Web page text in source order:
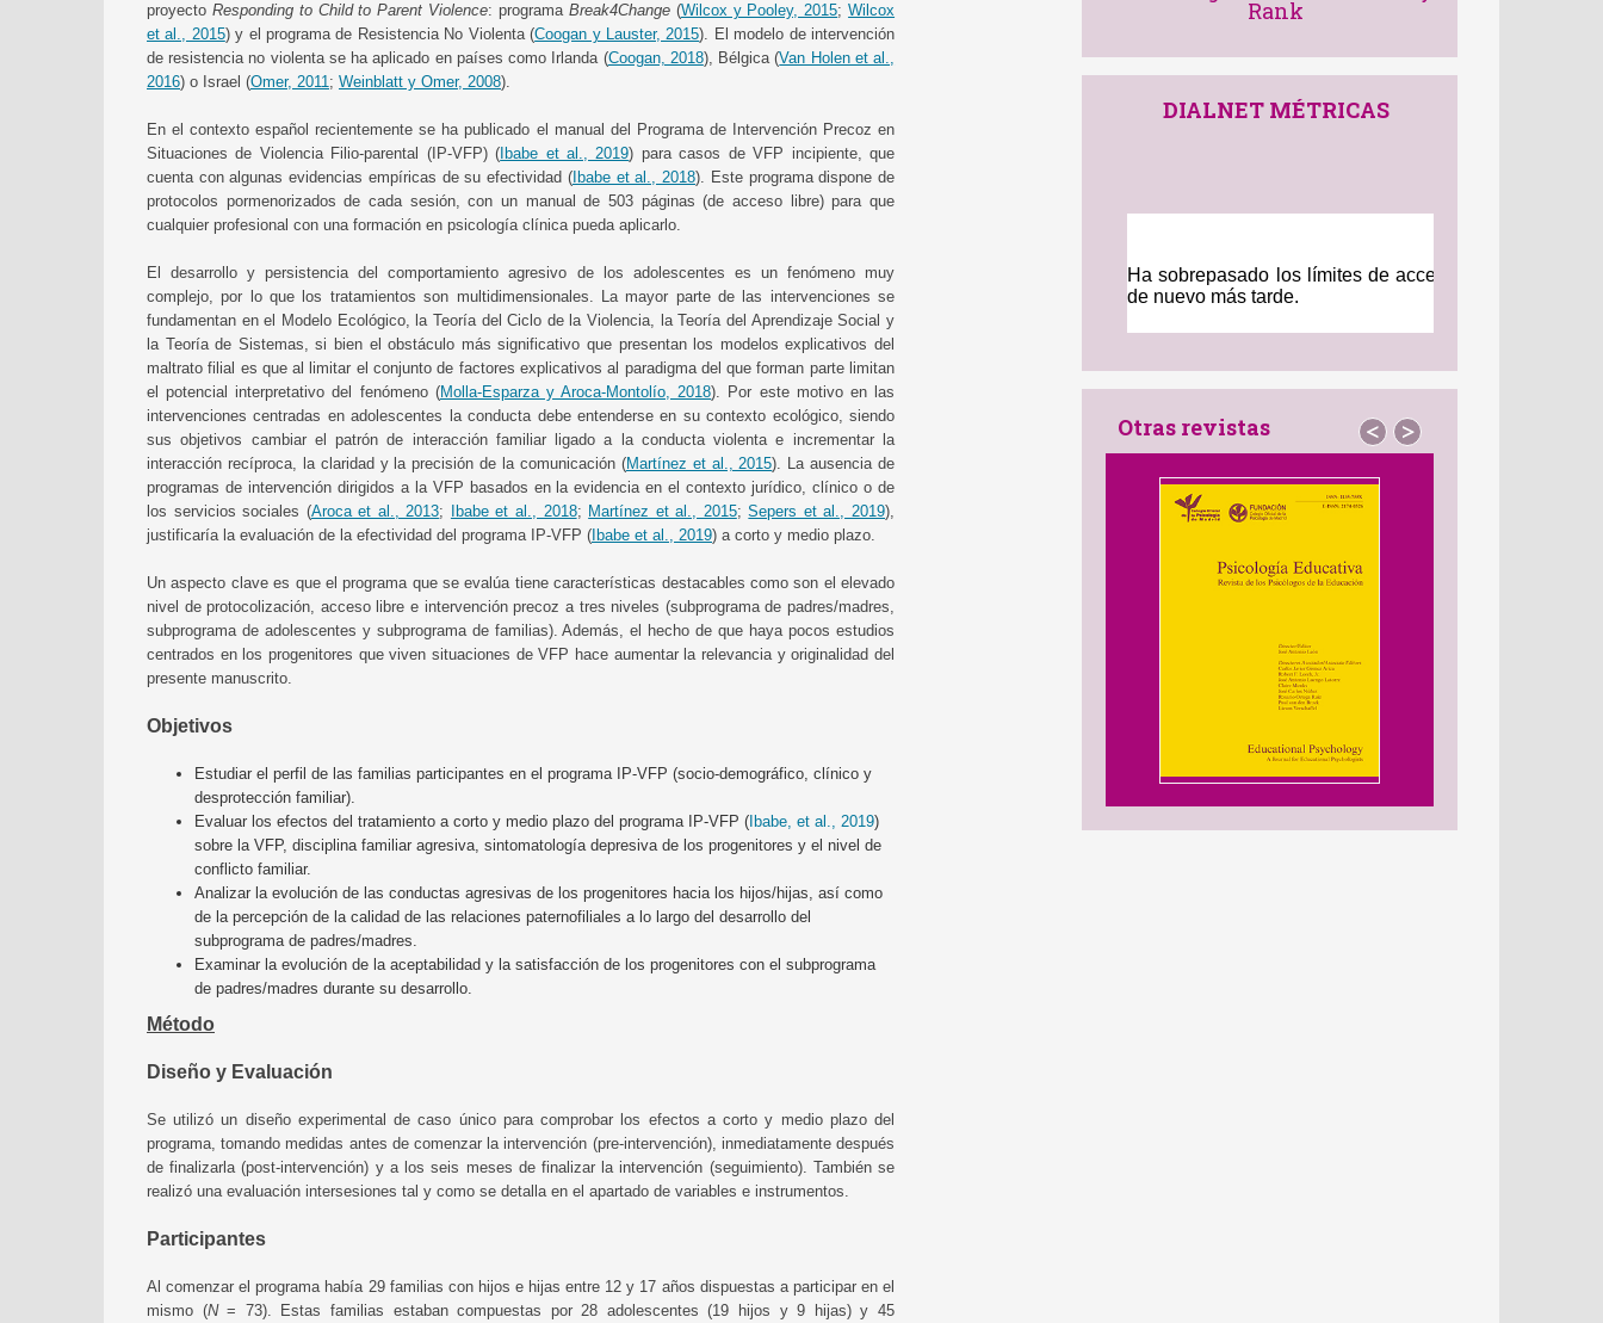
proyecto Responding to Child to Parent Violence: programa Break4Change(Wilcox y Pooley, 2015;Wilcox
et al., 2015) y el programa de Resistencia No Violenta (Coogan y Lauster, 2015). El modelo de intervención
de resistencia no violenta se ha aplicado en países como Irlanda (Coogan, 2018), Bélgica (Van Holen et al.,
2016) o Israel (Omer, 2011; Weinblatt y Omer, 2008).
En el contexto español recientemente se ha publicado el manual del Programa de Intervención Precoz en
Situaciones de Violencia Filio-parental (IP-VFP) ( Ibabe et al., 2019) para casos de VFP incipiente, que
cuenta con algunas evidencias empíricas de su efectividad (Ibabe et al., 2018). Este programa dispone de
protocolos pormenorizados de cada sesión, con un manual de 503 páginas (de acceso libre) para que
cualquier profesional con una formación en psicología clínica pueda aplicarlo.
El desarrollo y persistencia del comportamiento agresivo de los adolescentes es un fenómeno muy
complejo, por lo que los tratamientos son multidimensionales. La mayor parte de las intervenciones se
fundamentan en el Modelo Ecológico, la Teoría del Ciclo de la Violencia, la Teoría del Aprendizaje Social y
la Teoría de Sistemas, si bien el obstáculo más significativo que presentan los modelos explicativos del
maltrato filial es que al limitar el conjunto de factores explicativos al paradigma del que forman parte limitan
el potencial interpretativo del fenómeno (Molla-Esparza y Aroca-Montolío, 2018). Por este motivo en las
intervenciones centradas en adolescentes la conducta debe entenderse en su contexto ecológico, siendo
sus objetivos cambiar el patrón de interacción familiar ligado a la conducta violenta e incrementar la
interacción recíproca, la claridad y la precisión de la comunicación (Martínez et al., 2015). La ausencia de
programas de intervención dirigidos a la VFP basados en la evidencia en el contexto jurídico, clínico o de
los servicios sociales (Aroca et al., 2013; Ibabe et al., 2018; Martínez et al., 2015;Sepers et al., 2019),
justificaría la evaluación de la efectividad del programa IP-VFP ( Ibabe et al., 2019) a corto y medio plazo.
Un aspecto clave es que el programa que se evalúa tiene características destacables como son el elevado
nivel de protocolización, acceso libre e intervención precoz a tres niveles (subprograma de padres/madres,
subprograma de adolescentes y subprograma de familias). Además, el hecho de que haya pocos estudios
centrados en los progenitores que viven situaciones de VFP hace aumentar la relevancia y originalidad del
presente manuscrito.
Objetivos
Estudiar el perfil de las familias participantes en el programa IP-VFP (socio-demográfico, clínico y
desprotección familiar).
Evaluar los efectos del tratamiento a corto y medio plazo del programa IP-VFP ( Ibabe, et al., 2019)
sobre la VFP, disciplina familiar agresiva, sintomatología depresiva de los progenitores y el nivel de
conflicto familiar.
Analizar la evolución de las conductas agresivas de los progenitores hacia los hijos/hijas, así como
de la percepción de la calidad de las relaciones paternofiliales a lo largo del desarrollo del
subprograma de padres/madres.
Examinar la evolución de la aceptabilidad y la satisfacción de los progenitores con el subprograma
de padres/madres durante su desarrollo.
Método
Diseño y Evaluación
Se utilizó un diseño experimental de caso único para comprobar los efectos a corto y medio plazo del
programa, tomando medidas antes de comenzar la intervención (pre-intervención), inmediatamente después
de finalizarla (post-intervención) y a los seis meses de finalizar la intervención (seguimiento). También se
realizó una evaluación intersesiones tal y como se detalla en el apartado de variables e instrumentos.
Participantes
Al comenzar el programa había 29 familias con hijos e hijas entre 12 y 17 años dispuestas a participar en el
mismo (N= 73). Estas familias estaban compuestas por 28 adolescentes (19 hijos y 9 hijas) y 45
Otras revistas <